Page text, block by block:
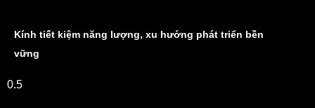
Kính tiết kiệm năng lượng, xu hướng phát triển bền
vững